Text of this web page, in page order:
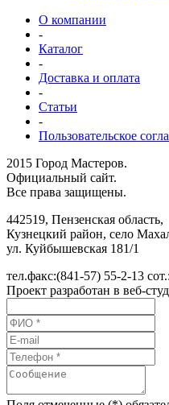
О компании
-
Каталог
-
Доставка и оплата
-
Статьи
-
Пользовательское
2015 Город Мастеров.
Официальный сайт.
Все права защищены.
442519, Пензенская область,
Кузнецкий район, село
ул. Куйбышевская 181/1
тел.факс:(841-57) 55-2-13 сот.:
Проект разработан в веб-